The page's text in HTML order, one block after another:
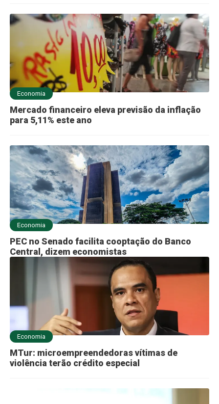
Economia
Mercado financeiro eleva previsão da inflação
para 5,11% este ano
Economia
PEC no Senado facilita cooptação do Banco
Central, dizem economistas
Economia
MTur: microempreendedoras vítimas de
violência terão crédito especial